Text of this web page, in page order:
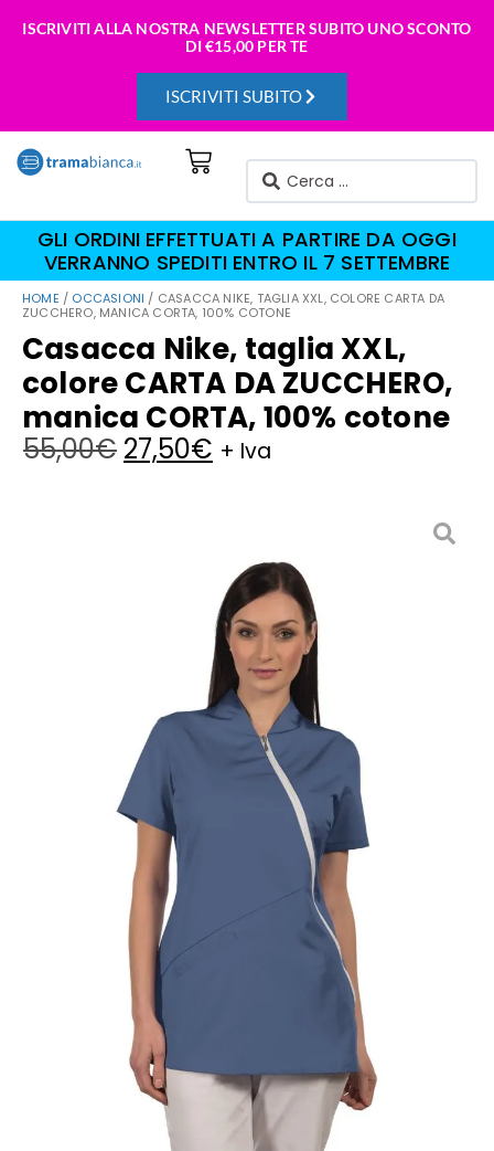
ISCRIVITI ALLA NOSTRA NEWSLETTER SUBITO UNO SCONTO
DI€15,00 PER TE
ISCRIVITI SUBITO
GLI ORDINI EFFETTUATI A PARTIRE DA OGGI
VERRANNO SPEDITI ENTRO IL 7 SETTEMBRE
HOME / OCCASIONI / CASACCA NIKE, TAGLIA XXL, COLORE CARTA DA
ZUCCHERO, MANICA CORTA, 100% COTONE
Casacca Nike, taglia XXL,
colore CARTA DA ZUCCHERO,
manica CORTA, 100% cotone
55,00€ 27,50€ + Iva